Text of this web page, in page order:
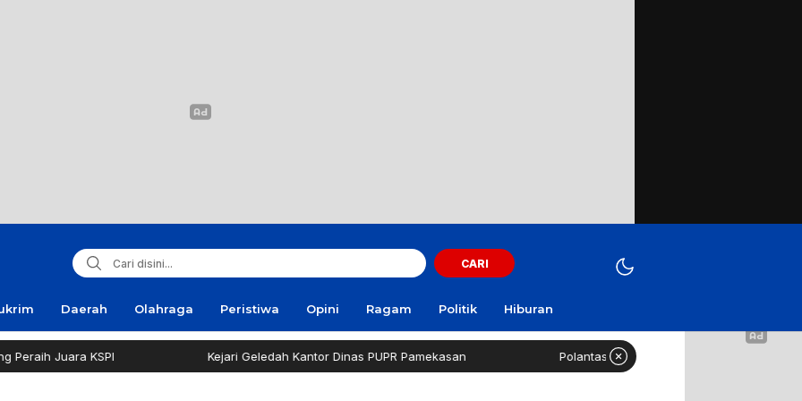
CARI
Daerah Olahraga Peristiwa Opini Ragam Politik Hiburan
KSPI Kejari Geledah Kantor Dinas PUPR Pamekasan Polantas Sampang Imbau Latihan Gerak Jalan Tak